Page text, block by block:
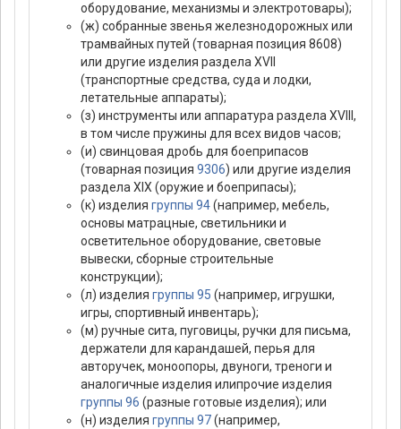
оборудование, механизмы и электротовары);
(ж) собранные звенья железнодорожных или
трамвайных путей (товарная позиция 8608)
или другие изделия раздела XVII
(транспортные средства, суда и лодки,
летательные аппараты);
(з) инструменты или аппаратура раздела XVIII,
в том числе пружины для всех видов часов;
(и) свинцовая дробь для боеприпасов
(товарная позиция 9306) или другие изделия
раздела XIX (оружие и боеприпасы);
(к) изделия группы 94(например, мебель,
основы матрацные, светильники и
осветительное оборудование, световые
вывески, сборные строительные
конструкции);
(л) изделия группы 95 (например, игрушки,
игры, спортивный инвентарь);
(м) ручные сита, пуговицы, ручки для письма,
держатели для карандашей, перья для
авторучек, моноопоры, двуноги, треноги и
аналогичные изделия илипрочие изделия
группы 96 (разные готовые изделия); или
(н) изделия группы 97(например,